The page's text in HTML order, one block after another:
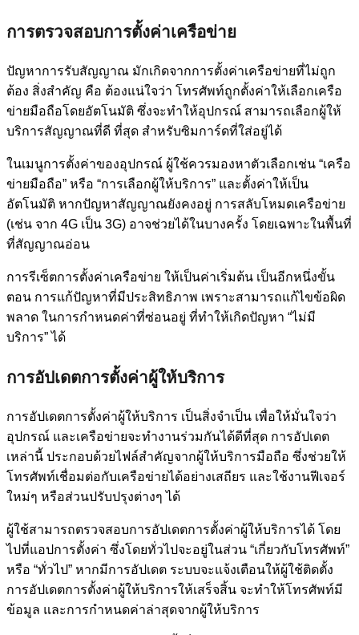
การตรวจสอบการตั้งค่าเครือข่าย
ปัญหาการรับสัญญาณ มักเกิดจากการตั้งค่าเครือข่ายที่ไม่ถูก
ต้อง สิ่งสำคัญ คือ ต้องแน่ใจว่า โทรศัพท์ถูกตั้งค่าให้เลือกเครือ
ข่ายมือถือโดยอัตโนมัติ ซึ่งจะทำให้อุปกรณ์ สามารถเลือกผู้ให้
บริการสัญญาณที่ดี ที่สุด สำหรับซิมการ์ดที่ใส่อยู่ได้
ในเมนูการตั้งค่าของอุปกรณ์ ผู้ใช้ควรมองหาตัวเลือกเช่น “เครือ
ข่ายมือถือ” หรือ “การเลือกผู้ให้บริการ” และตั้งค่าให้เป็น
อัตโนมัติ หากปัญหาสัญญาณยังคงอยู่ การสลับโหมดเครือข่าย
(เช่น จาก 4G เป็น 3G) อาจช่วยได้ในบางครั้ง โดยเฉพาะในพื้นที่
ที่สัญญาณอ่อน
การรีเซ็ตการตั้งค่าเครือข่าย ให้เป็นค่าเริ่มต้น เป็นอีกหนึ่งขั้น
ตอน การแก้ปัญหาที่มีประสิทธิภาพ เพราะสามารถแก้ไขข้อผิด
พลาด ในการกำหนดค่าที่ซ่อนอยู่ ที่ทำให้เกิดปัญหา “ไม่มี
บริการ” ได้
การอัปเดตการตั้งค่าผู้ให้บริการ
การอัปเดตการตั้งค่าผู้ให้บริการ เป็นสิ่งจำเป็น เพื่อให้มั่นใจว่า
อุปกรณ์ และเครือข่ายจะทำงานร่วมกันได้ดีที่สุด การอัปเดต
เหล่านี้ ประกอบด้วยไฟล์สำคัญจากผู้ให้บริการมือถือ ซึ่งช่วยให้
โทรศัพท์เชื่อมต่อกับเครือข่ายได้อย่างเสถียร และใช้งานฟีเจอร์
ใหม่ๆ หรือส่วนปรับปรุงต่างๆ ได้
ผู้ใช้สามารถตรวจสอบการอัปเดตการตั้งค่าผู้ให้บริการได้ โดย
ไปที่แอปการตั้งค่า ซึ่งโดยทั่วไปจะอยู่ในส่วน “เกี่ยวกับโทรศัพท์”
หรือ “ทั่วไป” หากมีการอัปเดต ระบบจะแจ้งเตือนให้ผู้ใช้ติดตั้ง
การอัปเดตการตั้งค่าผู้ให้บริการให้เสร็จสิ้น จะทำให้โทรศัพท์มี
ข้อมูล และการกำหนดค่าล่าสุดจากผู้ให้บริการ